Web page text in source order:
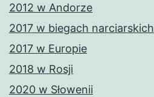
2012 w Andorze
2017 w biegach narciarskich
2017 w Europie
2018 w Rosji
2020 w Słowenii